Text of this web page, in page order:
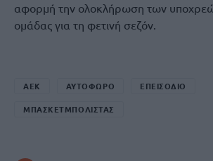
αφορμή την ολοκλήρωση των
ομάδας για τη φετινή σεζόν.
ΑΕΚ ΑΥΤΟΦΩΡΟ ΕΠΕΙΣΟΔΙΟ
ΜΠΑΣΚΕΤΜΠΟΛΙΣΤΑΣ